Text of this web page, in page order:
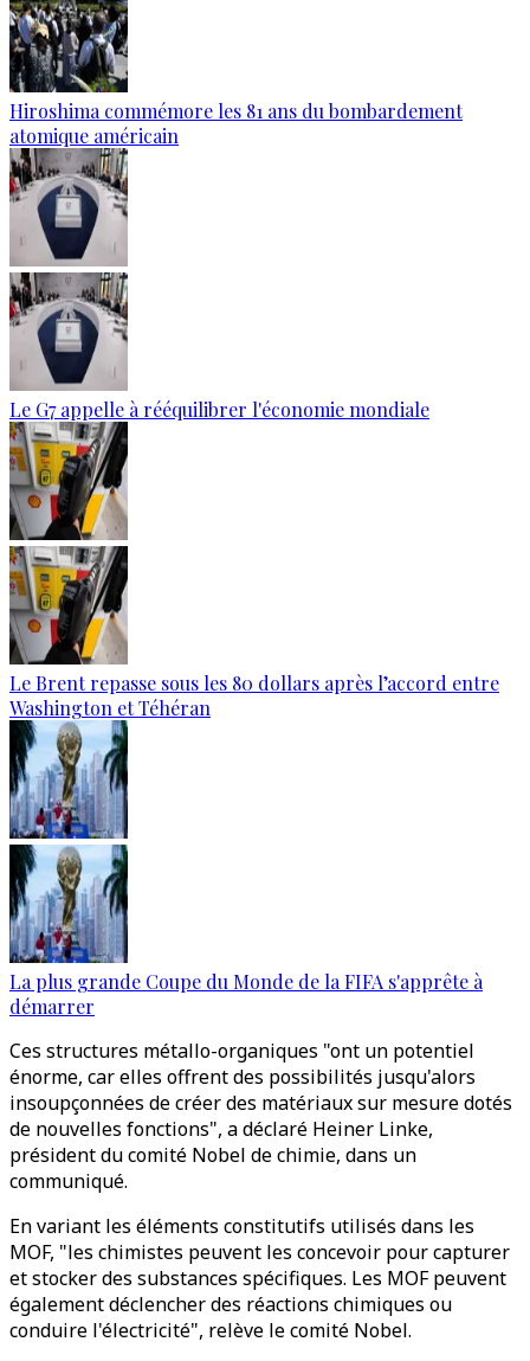
Hiroshima commémore les 81 ans du bombardement
atomique américain
Le G7 appelle à rééquilibrer l'économie mondiale
Le Brent repasse sous les 80 dollars après l’accord entre
Washington et Téhéran
La plus grande Coupe du Monde de la FIFA s'apprête à
démarrer
Ces structures métallo-organiques "ont un potentiel
énorme, car elles offrent des possibilités jusqu'alors
insoupçonnées de créer des matériaux sur mesure dotés
de nouvelles fonctions", a déclaré Heiner Linke,
président du comité Nobel de chimie, dans un
communiqué.
En variant les éléments constitutifs utilisés dans les
MOF, "les chimistes peuvent les concevoir pour capturer
et stocker des substances spécifiques. Les MOF peuvent
également déclencher des réactions chimiques ou
conduire l'électricité", relève le comité Nobel.